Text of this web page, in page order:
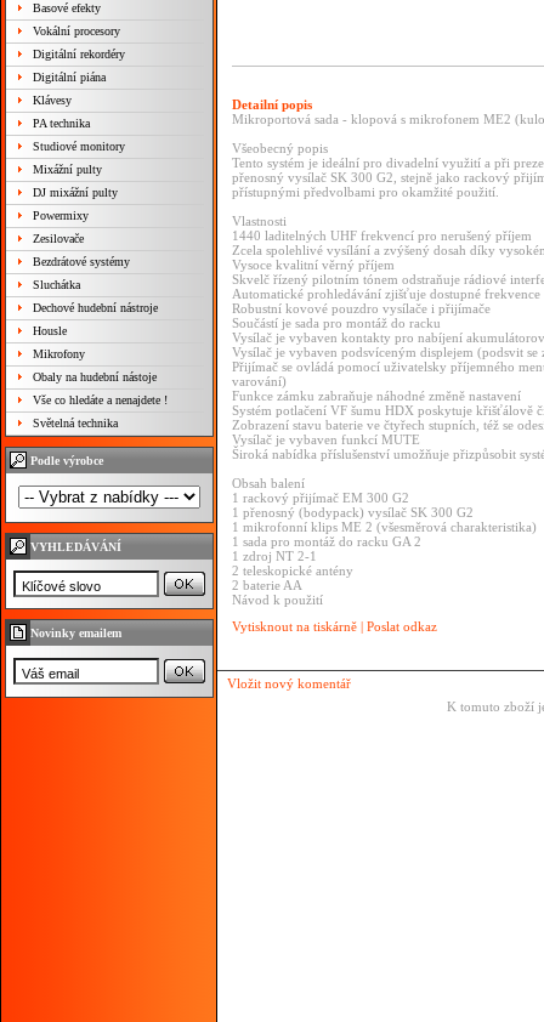
Basové efekty
Vokální procesory
Digitální rekordéry
Digitální piána
Klávesy
PA technika
Studiové monitory
Mixážní pulty
DJ mixážní pulty
Powermixy
Zesilovače
Bezdrátové systémy
Sluchátka
Dechové hudební nástroje
Housle
Mikrofony
Obaly na hudební nástoje
Vše co hledáte a nenajdete !
Světelná technika
Podle výrobce
VYHLEDÁVÁNÍ
Novinky emailem
Detailní popis
Mikroportová sada - klopová s mikrofonem ME2
Všeobecný popis
Tento systém je ideální pro divadelní využití a při
přenosný vysílač SK 300 G2, stejně jako rackový
přístupnými předvolbami pro okamžité použití.
Vlastnosti
1440 laditelných UHF frekvencí pro nerušený příjem
Zcela spolehlivé vysílání a zvýšený dosah díky
Vysoce kvalitní věrný příjem
Skvelč řízený pilotním tónem odstraňuje rádiové
Automatické prohledávání zjišťuje dostupné frekvence
Robustní kovové pouzdro vysílače i přijímače
Součástí je sada pro montáž do racku
Vysílač je vybaven kontakty pro nabíjení
Vysílač je vybaven podsvíceným displejem (podsvit se
Přijímač se ovládá pomocí uživatelsky příjemného
varování)
Funkce zámku zabraňuje náhodné změně nastavení
Systém potlačení VF šumu HDX poskytuje křišťálově
Zobrazení stavu baterie ve čtyřech stupních, též se
Vysílač je vybaven funkcí MUTE
Široká nabídka příslušenství umožňuje přizpůsobit
Obsah balení
1 rackový přijímač EM 300 G2
1 přenosný (bodypack) vysílač SK 300 G2
1 mikrofonní klips ME 2 (všesměrová charakteristika)
1 sada pro montáž do racku GA 2
1 zdroj NT 2-1
2 teleskopické antény
2 baterie AA
Návod k použití
Vytisknout na tiskárně | Poslat odkaz
Vložit nový komentář
K tomuto zboží